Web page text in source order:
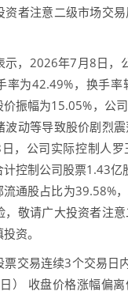
资者注意二级市场交
，2026年7月8日，
率为42.49%，换手率
振幅为15.05%，公
波动等导致股价剧烈
，公司实际控制人罗
计控制公司股票1.43亿
通股占比为39.58%
敬请广大投资者注意
资。
易连续3个交易日内
） 收盘价格涨幅偏